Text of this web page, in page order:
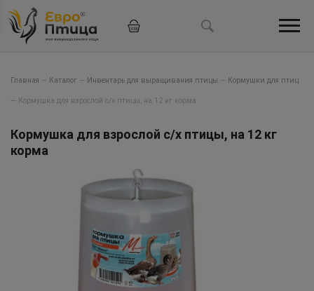
Главная — Каталог — Инвентарь для выращивания птицы — Кормушки для птиц
— Кормушка для взрослой с/х птицы, на 12 кг корма
Кормушка для взрослой с/х птицы, на 12 кг
корма